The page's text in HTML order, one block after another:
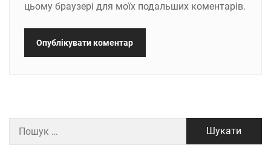
цьому браузері для моїх подальших коментарів.